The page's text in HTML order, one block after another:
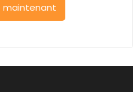
maintenant